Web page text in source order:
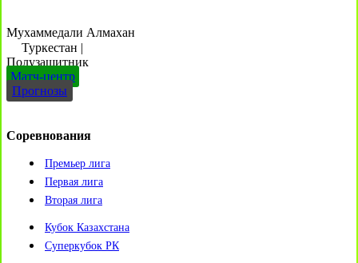
Мухаммедали Алмахан
Туркестан |
Полузащитник
Матч-центр
Прогнозы
Соревнования
Премьер лига
Первая лига
Вторая лига
Кубок Казахстана
Суперкубок РК